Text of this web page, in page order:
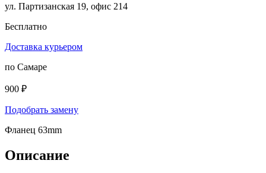
ул. Партизанская 19, офис 214
Бесплатно
Доставка курьером
по Самаре
900 ₽
Подобрать замену
Фланец 63mm
Описание